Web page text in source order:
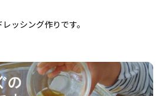
ッシング作りです。